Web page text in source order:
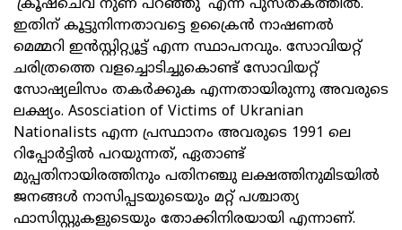
'ക്രൂഷ്‌ചെവ് നുണ പറഞ്ഞു' എന്ന പുസ്തകത്തിൽ.
ഇതിന് കൂട്ടുനിന്നതാവട്ടെ ഉക്രൈൻ നാഷണൽ
മെമ്മറി ഇൻസ്റ്റിറ്റ്യൂട്ട് എന്ന സ്ഥാപനവും. സോവിയറ്റ്
ചരിത്രത്തെ വളച്ചൊടിച്ചുകൊണ്ട് സോവിയറ്റ്
സോഷ്യലിസം തകർക്കുക എന്നതായിരുന്നു അവരുടെ
ലക്ഷ്യം. Asosciation of Victims of Ukranian
Nationalists എന്ന പ്രസ്ഥാനം അവരുടെ 1991 ലെ
റിപ്പോർട്ടിൽ പറയുന്നത്, ഏതാണ്ട്
മുപ്പതിനായിരത്തിനും പതിനഞ്ചു ലക്ഷത്തിനുമിടയിൽ
ജനങ്ങൾ നാസിപ്പടയുടെയും മറ്റ് പശ്ചാത്യ
ഫാസിസ്റ്റുകളുടെയും തോക്കിനിരയായി എന്നാണ്.